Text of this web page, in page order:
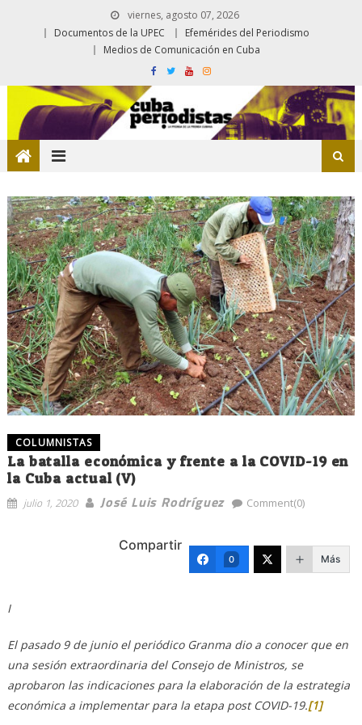
viernes, agosto 07, 2026
Documentos de la UPEC
Efemérides del Periodismo
Medios de Comunicación en Cuba
COLUMNISTAS
La batalla económica y frente a la COVID-19 en
la Cuba actual (V)
julio 1, 2020 José Luis Rodríguez Comment(0)
Compartir
0 Más
I
El pasado 9 de junio el periódico Granma dio a conocer que en
una sesión extraordinaria del Consejo de Ministros, se
aprobaron las indicaciones para la elaboración de la estrategia
económica a implementar para la etapa post COVID-19.[1]